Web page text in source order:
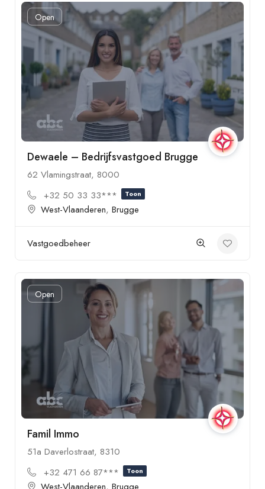
Open
Dewaele – Bedrijfsvastgoed Brugge
62 Vlamingstraat, 8000
+32 50 33 33***
Toon
West-Vlaanderen, Brugge
Vastgoedbeheer
Open
Famil Immo
51a Daverlostraat, 8310
+32 471 66 87***
Toon